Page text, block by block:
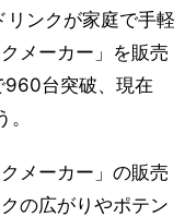
ンクが家庭で手軽
メーカー」を販売
960台突破、現在
メーカー」の販売
の広がりやポテン